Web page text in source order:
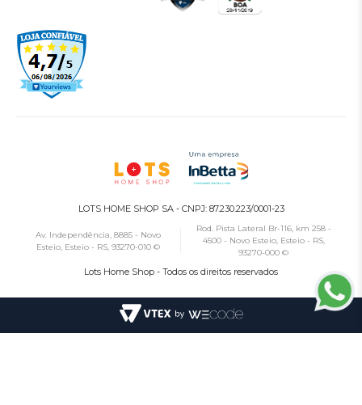
LOTS HOME SHOP SA - CNPJ: 87.230.223/0001-23
Av. Independência, 8885 - Novo
Esteio, Esteio - RS, 93270-010 ©
Rod. Pista Lateral Br-116, km 258 -
4500 - Novo Esteio, Esteio - RS,
93270-000 ©
Lots Home Shop - Todos os direitos reservados